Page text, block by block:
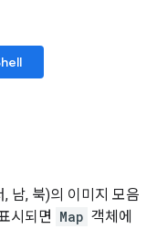
남, 북)의 이미지 모음
시되면 Map 객체에